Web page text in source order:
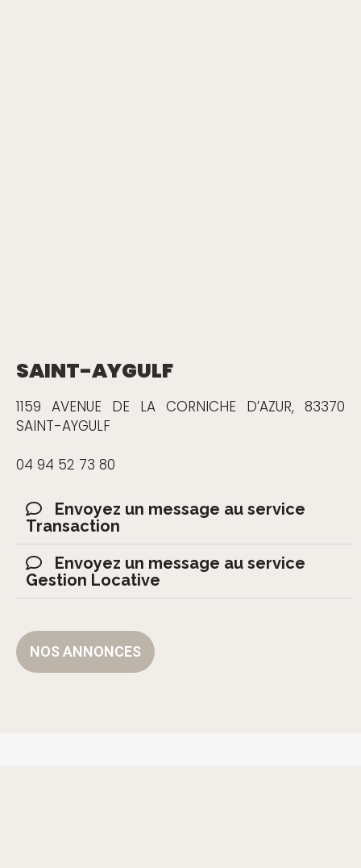
SAINT-AYGULF
1159 AVENUE DE LA CORNICHE D’AZUR, 83370
SAINT-AYGULF
04 94 52 73 80
Envoyez un message au service
Transaction
Envoyez un message au service
Gestion Locative
NOS ANNONCES